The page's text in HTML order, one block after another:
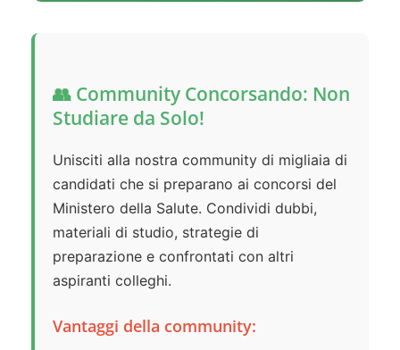
👥 Community Concorsando: Non
Studiare da Solo!
Unisciti alla nostra community di migliaia di
candidati che si preparano ai concorsi del
Ministero della Salute. Condividi dubbi,
materiali di studio, strategie di
preparazione e confrontati con altri
aspiranti colleghi.
Vantaggi della community: